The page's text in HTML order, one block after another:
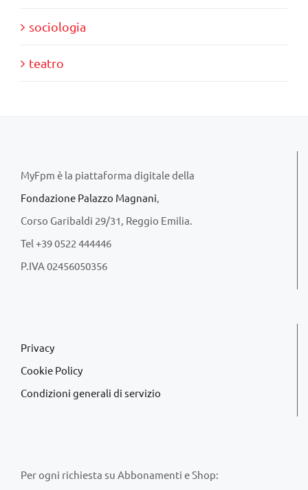
sociologia
teatro
MyFpm è la piattaforma digitale della
Fondazione Palazzo Magnani,
Corso Garibaldi 29/31, Reggio Emilia.
Tel +39 0522 444446
P.IVA 02456050356
Privacy
Cookie Policy
Condizioni generali di servizio
Per ogni richiesta su Abbonamenti e Shop: